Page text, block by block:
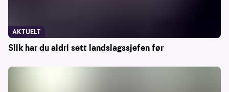
Slik har du aldri sett landslagssjefen før
AKTUELT